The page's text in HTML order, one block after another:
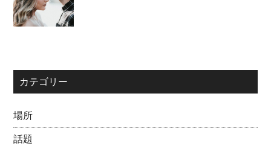
カテゴリー
場所
話題